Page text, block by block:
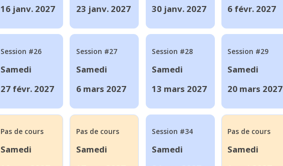
16 janv. 2027
23 janv. 2027
30 janv. 2027
6 févr. 2027
Session #26
Samedi
27 févr. 2027
Session #27
Samedi
6 mars 2027
Session #28
Samedi
13 mars 2027
Session #29
Samedi
20 mars 2027
Pas de cours
Samedi
Pas de cours
Samedi
Session #34
Samedi
Pas de cours
Samedi